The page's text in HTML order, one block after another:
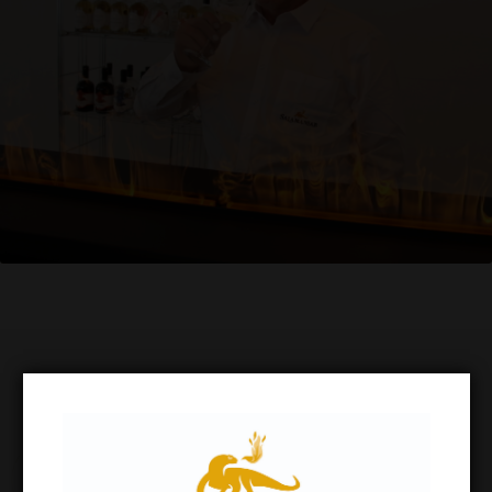
Regionale Qualität
– Lokale Zutaten